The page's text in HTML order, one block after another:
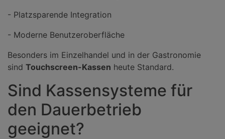
- Platzsparende Integration
- Moderne Benutzeroberfläche
Besonders im Einzelhandel und in der Gastronomie
sind Touchscreen-Kassen heute Standard.
Sind Kassensysteme für
den Dauerbetrieb
geeignet?